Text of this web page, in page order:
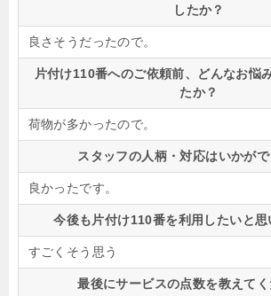
したか？
良さそうだったので。
片付け110番へのご依頼前、どんなお悩
たか？
荷物が多かったので。
スタッフの人柄・対応はいかがで
良かったです。
今後も片付け110番を利用したいと思
すごくそう思う
最後にサービスの点数を教えてく